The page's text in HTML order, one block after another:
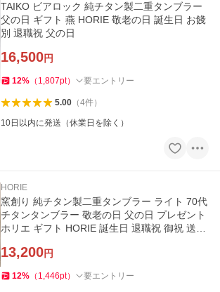
TAIKO ビアロック 純チタン製二重タンブラー
父の日 ギフト 燕 HORIE 敬老の日 誕生日 お餞
別 退職祝 父の日
16,500円
12% （ 1,807pt） 要エントリー
5.00（4件）
10日以内に発送（休業日を除く）
HORIE
窯創り 純チタン製二重タンブラー ライト 70代
チタンタンブラー 敬老の日 父の日 プレゼント
ホリエ ギフト HORIE 誕生日 退職祝 御祝 送料
13,200円
12% （ 1,446pt） 要エントリー